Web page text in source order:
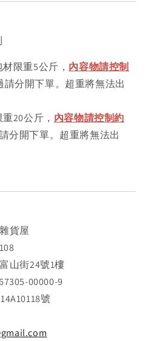
限重5公斤， 內容物請控制
請分開下單。超重將無法出
20公斤， 內容物請控制約
分開下單。超重將無法出
貨屋
山街24號1樓
00000-9
號